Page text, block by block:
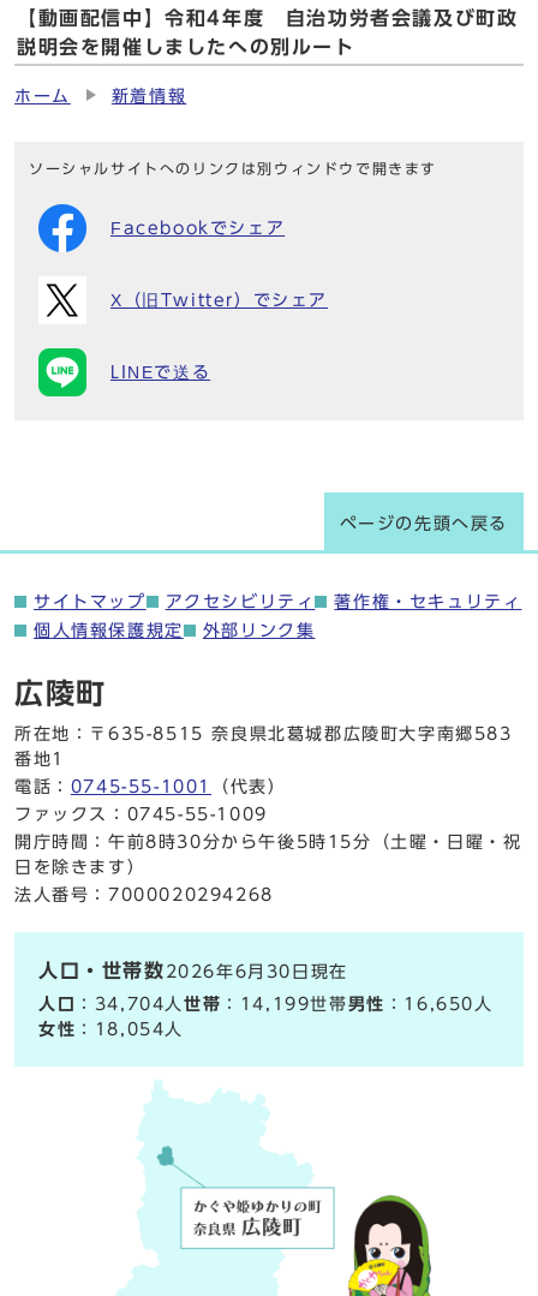
【動画配信中】令和4年度 自治功労者会議及び町政
説明会を開催しましたへの別ルート
ホーム 新着情報
ソーシャルサイトへのリンクは別ウィンドウで開きます
Facebookでシェア
X（旧Twitter）でシェア
LINEで送る
ページの先頭へ戻る
サイトマップ アクセシビリティ
著作権・セキュリティ
個人情報保護規定
外部リンク集
広陵町
所在地：〒635-8515 奈良県北葛城郡広陵町大字南郷583
番地1
電話： 0745-55-1001
（代表）
ファックス：0745-55-1009
開庁時間：午前8時30分から午後5時15分（土曜・日曜・祝
日を除きます）
法人番号：7000020294268
人口・世帯数 2026年6月30日現在
人口
：34,704人世帯 ：14,199世帯男性 ：16,650人
女性 ：18,054人